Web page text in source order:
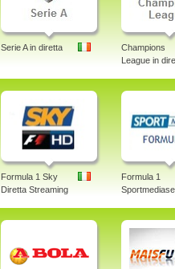
Serie A in diretta
Champions
League in
Formula 1 Sky
Diretta Streaming
Formula 1